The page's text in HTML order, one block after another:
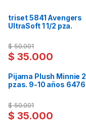
triset 5841 Avengers
UltraSoft 1 1/2 pza.
$ 35.000
$50.001
Pijama Plush Minnie 2
pzas. 9-10 años 6476
$ 35.000
$50.001